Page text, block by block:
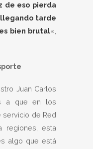
de eso pierda
tarde
bien brutal«,
Juan Carlos
a que en los
servicio de Red
regiones, esta
algo que está